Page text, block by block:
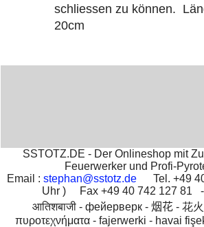
schliessen zu können.
20cm
SSTOTZ.DE - Der Onlineshop mit
Feuerwerker und Profi-
Email : stephan@sstotz.de Tel. +49 40
Uhr ) Fax +49 40 742 127 81
आतिशबाजी - фейерверк - 烟花 - 花
πυροτεχνήματα - fajerwerki - havai